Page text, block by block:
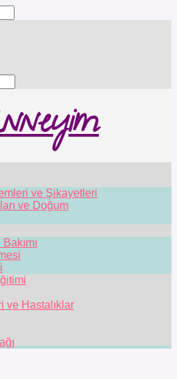
ve Şikayetleri
ve Doğum
ve Hastalıklar